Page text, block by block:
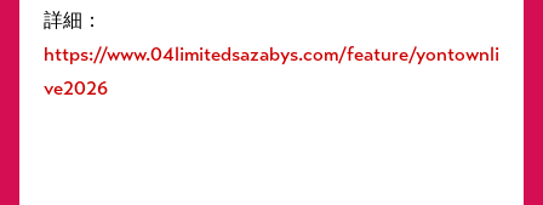
詳細：
https://www.04limitedsazabys.com/feature/yontownli
ve2026